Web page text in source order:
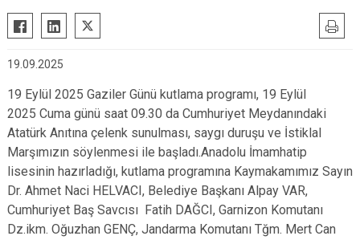
Hayrabolu
Muratlı
19.09.2025
19 Eylül 2025 Gaziler Günü kutlama programı, 19 Eylül
2025 Cuma günü saat 09.30 da Cumhuriyet Meydanındaki
Atatürk Anıtına çelenk sunulması, saygı duruşu ve İstiklal
Marşımızın söylenmesi ile başladı.Anadolu İmamhatip
lisesinin hazırladığı, kutlama programına Kaymakamımız Sayın
Dr. Ahmet Naci HELVACI, Belediye Başkanı Alpay VAR,
Cumhuriyet Baş Savcısı Fatih DAĞCI, Garnizon Komutanı
Dz.ikm. Oğuzhan GENÇ, Jandarma Komutanı Tğm. Mert Can